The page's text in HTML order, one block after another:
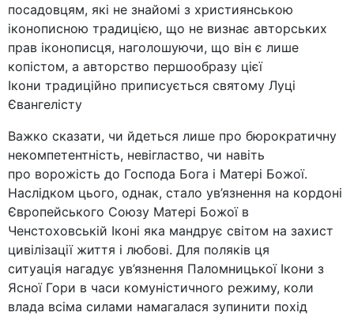
посадовцям, які не знайомі з християнською
іконописною традицією, що не визнає авторських
прав іконописця, наголошуючи, що він є лише
копістом, а авторство першообразу цієї
Ікони традиційно приписується святому Луці
Євангелісту
Важко сказати, чи йдеться лише про бюрократичну
некомпетентність, невігластво, чи навіть
про ворожість до Господа Бога і Матері Божої.
Наслідком цього, однак, стало ув’язнення на кордоні
Європейського Союзу Матері Божої в
Ченстоховській Іконі яка мандрує світом на захист
цивілізації життя і любові. Для поляків ця
ситуація нагадує ув’язнення Паломницької Ікони з
Ясної Гори в часи комуністичного режиму, коли
влада всіма силами намагалася зупинити похід